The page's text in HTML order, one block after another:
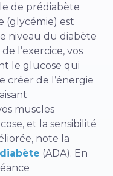
de prédiabète
(glycémie) est
niveau du diabète
l’exercice, vos
le glucose qui
créer de l’énergie
muscles
et la sensibilité
note la
(ADA). En